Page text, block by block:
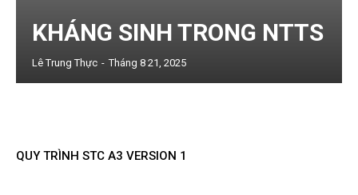
KHÁNG SINH TRONG NTTS
Lê Trung Thực - Tháng 8 21, 2025
QUY TRÌNH STC A3 VERSION 1